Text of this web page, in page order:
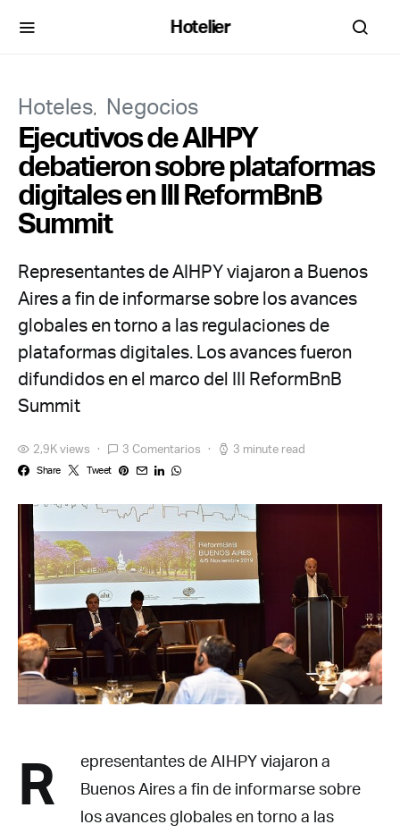
Hotelier
Hoteles Negocios
Ejecutivos de AIHPY
debatieron sobre plataformas
digitales en III ReformBnB
Summit
Representantes de AIHPY viajaron a Buenos
Aires a fin de informarse sobre los avances
globales en torno a las regulaciones de
plataformas digitales. Los avances fueron
difundidos en el marco del III ReformBnB
Summit
2,9K views 3 Comentarios 3 minute read
Share Tweet
R
epresentantes de AIHPY viajaron a
Buenos Aires a fin de informarse sobre
los avances globales en torno a las